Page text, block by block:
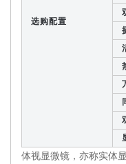
选购配置
体视显微镜，亦称实体